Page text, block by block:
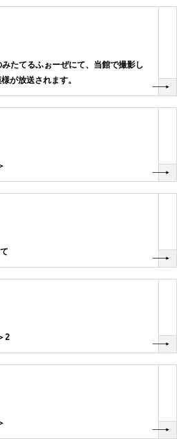
たてるふぉーぜにて、当館で撮影し
が放送されます。
2